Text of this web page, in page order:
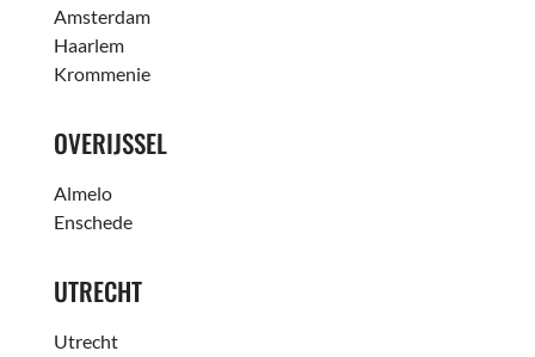
Amsterdam
Haarlem
Krommenie
OVERIJSSEL
Almelo
Enschede
UTRECHT
Utrecht